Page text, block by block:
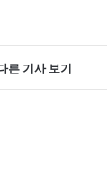
른 기사 보기